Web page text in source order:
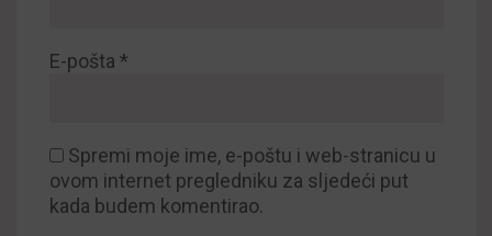
E-pošta *
Spremi moje ime, e-poštu i web-stranicu u
ovom internet pregledniku za sljedeći put
kada budem komentirao.